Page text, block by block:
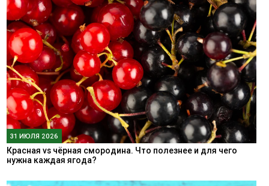
31 ИЮЛЯ 2026
Красная vs чёрная смородина. Что полезнее и для чего
нужна каждая ягода?